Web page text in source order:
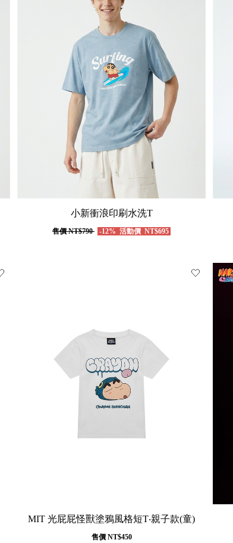
小新衝浪印刷水洗T
售價NT$790 -12% 活動價 NT$695
MIT 光屁屁怪獸塗鴉風格短T‧親子款(童)
售價NT$450